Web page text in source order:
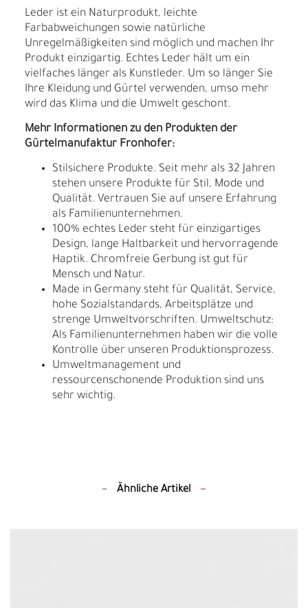
Leder ist ein Naturprodukt, leichte
Farbabweichungen sowie natürliche
Unregelmäßigkeiten sind möglich und machen Ihr
Produkt einzigartig. Echtes Leder hält um ein
vielfaches länger als Kunstleder. Um so länger Sie
Ihre Kleidung und Gürtel verwenden, umso mehr
wird das Klima und die Umwelt geschont.
Mehr Informationen zu den Produkten der
Gürtelmanufaktur Fronhofer:
Stilsichere Produkte. Seit mehr als 32 Jahren
stehen unsere Produkte für Stil, Mode und
Qualität. Vertrauen Sie auf unsere Erfahrung
als Familienunternehmen.
100% echtes Leder steht für einzigartiges
Design, lange Haltbarkeit und hervorragende
Haptik. Chromfreie Gerbung ist gut für
Mensch und Natur.
Made in Germany steht für Qualität, Service,
hohe Sozialstandards, Arbeitsplätze und
strenge Umweltvorschriften. Umweltschutz:
Als Familienunternehmen haben wir die volle
Kontrolle über unseren Produktionsprozess.
Umweltmanagement und
ressourcenschonende Produktion sind uns
sehr wichtig.
Ähnliche Artikel